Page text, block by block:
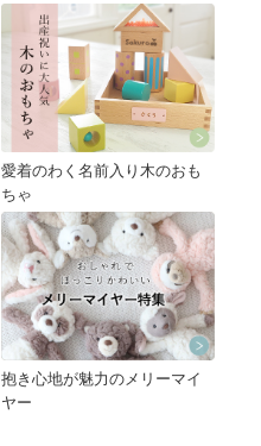
愛着のわく名前入り木のおも
ちゃ
抱き心地が魅力のメリーマイ
ヤー